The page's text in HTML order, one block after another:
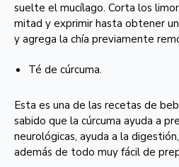
suelte el mucílago. Corta los
mitad y exprimir hasta obtener
y agrega la chía previamente
Té de cúrcuma.
Esta es una de las recetas de
sabido que la cúrcuma ayuda a
neurológicas, ayuda a la
además de todo muy fácil de